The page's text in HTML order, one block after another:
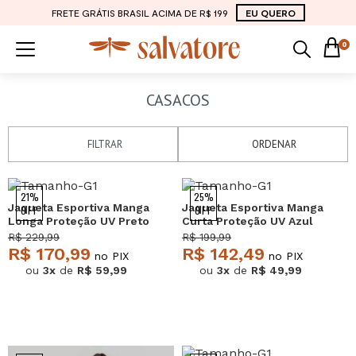
FRETE GRÁTIS BRASIL ACIMA DE R$ 199 EU QUERO
0
CASACOS
FILTRAR ORDENAR
21%
OFF
Jaqueta Esportiva Manga
Longa Proteção UV Preto
Salvatore
R$ 229,99
R$ 170,99 no PIX
ou 3x de R$ 59,99
25%
OFF
Jaqueta Esportiva Manga
Curta Proteção UV Azul
Salvatore
R$ 199,99
R$ 142,49 no PIX
ou 3x de R$ 49,99